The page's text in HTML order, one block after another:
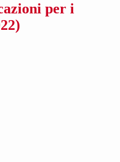
per i